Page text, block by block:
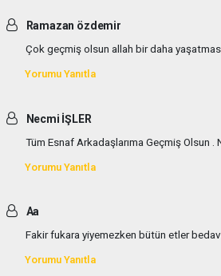
Ramazan özdemir
Çok geçmiş olsun allah bir daha
Yorumu Yanıtla
Necmi İŞLER
Tüm Esnaf Arkadaşlarıma Geçmiş Olsun .
Yorumu Yanıtla
Aa
Fakir fukara yiyemezken bütün etler
Yorumu Yanıtla